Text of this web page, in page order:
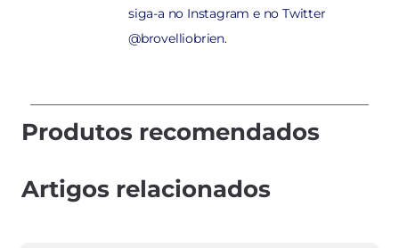
siga-a no Instagram e no Twitter
@brovelliobrien.
Produtos recomendados
Artigos relacionados